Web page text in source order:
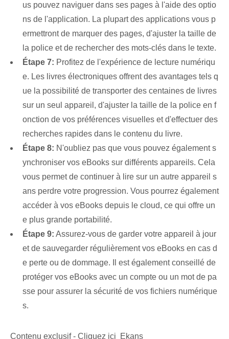
us pouvez naviguer dans ses pages à l'aide des optio
ns de l'application. La plupart des applications vous p
ermettront de marquer des pages, d'ajuster la taille de
la police et de rechercher des mots-clés dans le texte.
Étape 7: Profitez de l'expérience de lecture numériqu
e. Les livres électroniques offrent des avantages tels q
ue la possibilité de transporter des centaines de livres
sur un seul appareil, d'ajuster la taille de la police en f
onction de vos préférences visuelles et d'effectuer des
recherches rapides dans le contenu du livre.
Étape 8: N'oubliez pas que vous pouvez également s
ynchroniser vos eBooks sur différents appareils. Cela
vous permet de continuer à lire sur un autre appareil s
ans perdre votre progression. Vous pourrez également
accéder à vos eBooks depuis le cloud, ce qui offre un
e plus grande portabilité.
Étape 9: Assurez-vous de garder votre appareil à jour
et de sauvegarder régulièrement vos eBooks en cas d
e perte ou de dommage. Il est également conseillé de
protéger vos eBooks avec un compte ou un mot de pa
sse pour assurer la sécurité de vos fichiers numérique
s.
Contenu exclusif - Cliquez ici Ekans